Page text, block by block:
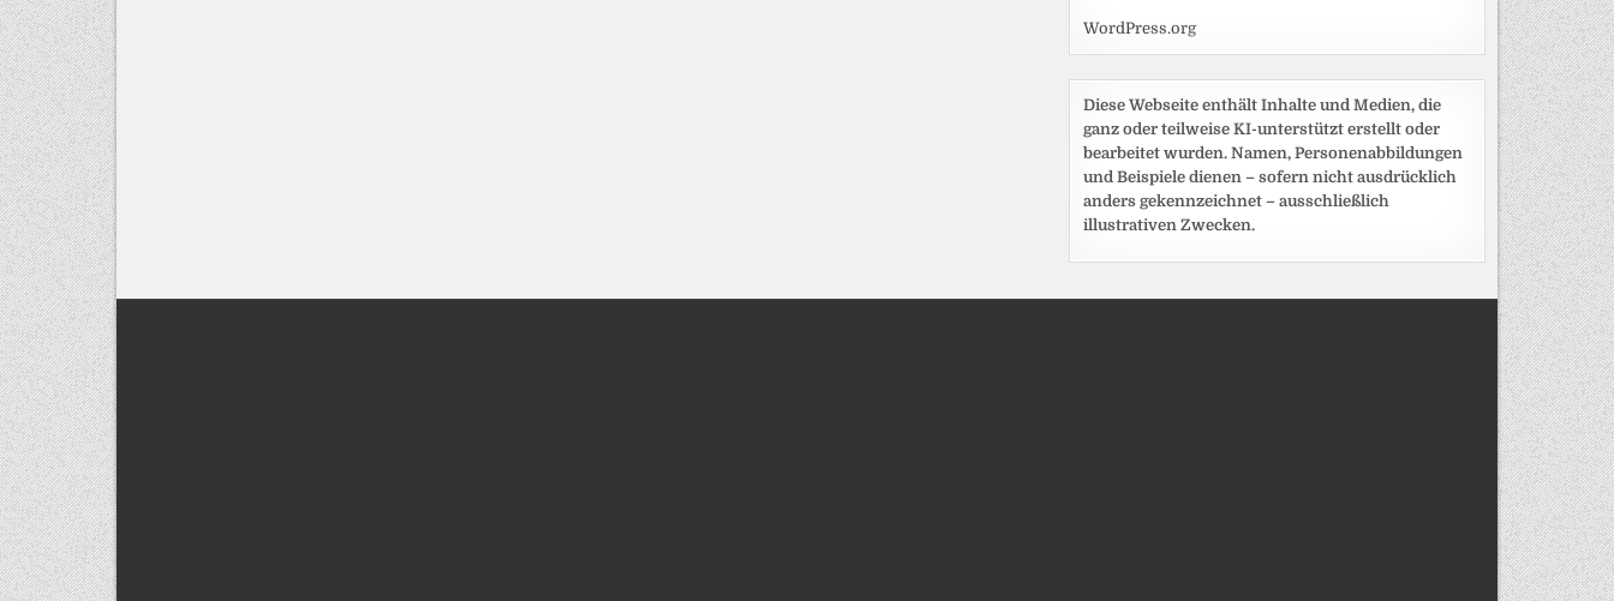
WordPress.org
Diese Webseite enthält Inhalte und Medien, die
ganz oder teilweise KI-unterstützt erstellt oder
bearbeitet wurden. Namen, Personenabbildungen
und Beispiele dienen – sofern nicht ausdrücklich
anders gekennzeichnet – ausschließlich
illustrativen Zwecken.